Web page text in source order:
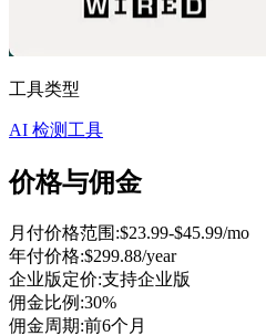
工具类型
AI 检测工具
价格与佣金
月付价格范围 :$23.99-$45.99/mo
年付价格:$299.88/year
企业版定价:支持企业版
佣金比例 :30%
佣金周期:前6个月